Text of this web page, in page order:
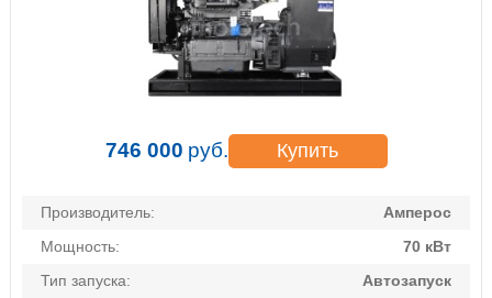
746 000 руб. Купить
Производитель:
Амперос
Мощность:
70 кВт
Тип запуска:
Автозапуск